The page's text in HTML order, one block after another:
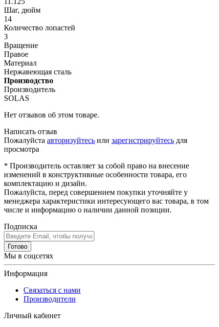
Шаг, дюйм
14
Количество лопастей
3
Вращение
Правое
Материал
Нержавеющая сталь
Производство
Производитель
SOLAS
Нет отзывов об этом товаре.
Написать отзыв
Пожалуйста авторизуйтесь или зарегистрируйтесь для
просмотра
* Производитель оставляет за собой право на внесение
изменений в конструктивные особенности товара, его
комплектацию и дизайн.
Пожалуйста, перед совершением покупки уточняйте у
менеджера характеристики интересующего вас товара, в том
числе и информацию о наличии данной позиции.
Подписка
Готово
Мы в соцсетях
Информация
Связаться с нами
Производители
Личный кабинет